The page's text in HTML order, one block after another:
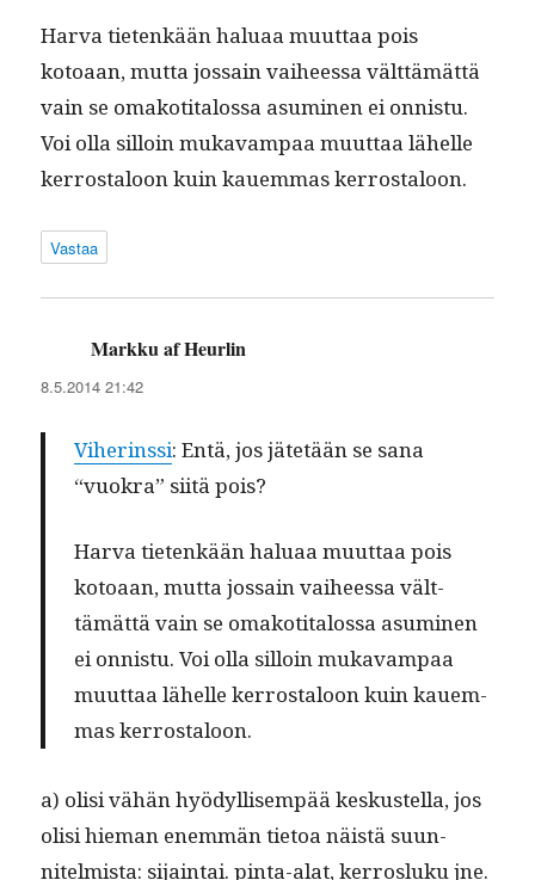
Har­va tietenkään halu­aa muut­taa pois
kotoaan, mut­ta jos­sain vai­heessa vält­tämät­tä
vain se omakoti­talos­sa asum­i­nen ei onnis­tu.
Voi olla sil­loin mukavam­paa muut­taa lähelle
ker­rostaloon kuin kauem­mas kerrostaloon.
Vastaa
Markku af Heurlin
8.5.2014 21:42
Viherinssi: Entä, jos jätetään se sana
“vuokra” siitä pois?
Har­va tietenkään halu­aa muut­taa pois
kotoaan, mut­ta jos­sain vai­heessa vält­
tämät­tä vain se omakoti­talos­sa asum­i­nen
ei onnis­tu. Voi olla sil­loin mukavam­paa
muut­taa lähelle ker­rostaloon kuin kauem­
mas kerrostaloon.
a) olisi vähän hyödyl­lisem­pää keskustel­la, jos
olisi hie­man enem­män tietoa näistä suun­
nitelmista: sijain­tai. pin­ta-alat, ker­rosluku jne.